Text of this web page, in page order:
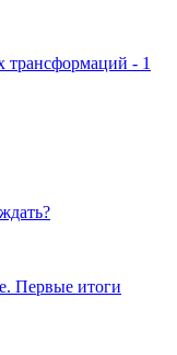
трансформаций - 1
Первые итоги